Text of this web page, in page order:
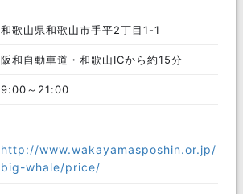
和歌山県和歌山市手平2丁目1-1
阪和自動車道・和歌山ICから約15分
9:00～21:00
http://www.wakayamasposhin.or.jp/
big-whale/price/